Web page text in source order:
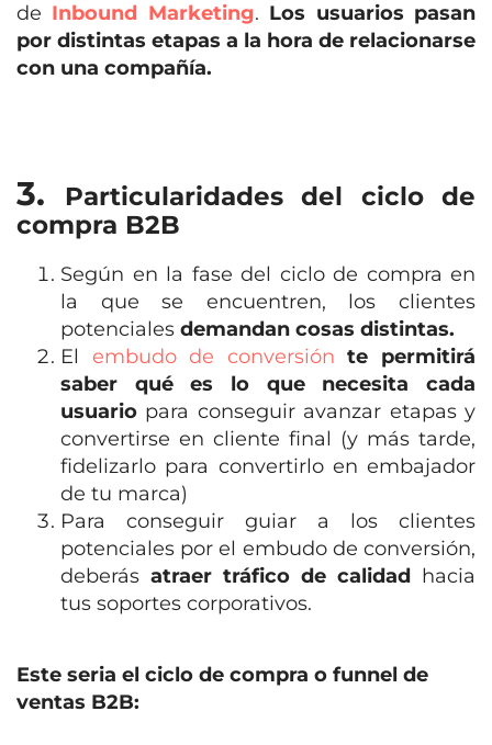
de Inbound Marketing. Los usuarios pasan
por distintas etapas a la hora de relacionarse
con una compañía.
3.
Particularidades del ciclo de
compra B2B
Según en la fase del ciclo de compra en
la que se encuentren, los clientes
potenciales demandan cosas distintas.
El embudo de conversión te permitirá
saber qué es lo que necesita cada
usuario para conseguir avanzar etapas y
convertirse en cliente final (y más tarde,
fidelizarlo para convertirlo en embajador
de tu marca)
Para conseguir guiar a los clientes
potenciales por el embudo de conversión,
deberás atraer tráfico de calidad hacia
tus soportes corporativos.
Este seria el ciclo de compra o funnel de
ventas B2B: